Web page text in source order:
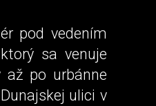
pod vedením
sa venuje
až po urbánne
ulici v